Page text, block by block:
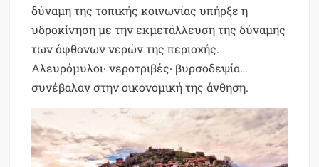
δύναμη της τοπικής κοινωνίας υπήρξε η
υδροκίνηση με την εκμετάλλευση της δύναμης
των άφθονων νερών της περιοχής.
Αλευρόμυλοι∙ νεροτριβές∙ βυρσοδεψία…
συνέβαλαν στην οικονομική της άνθηση.